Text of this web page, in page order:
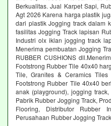
Berkualitas. Jual Karpet Sapi,
Agt 2026 Karena harga plastik
dari plastik Jogging track dalam
fasilitas Jogging Track lapisan
Industri olx iklan jogging track
Menerima pembuatan Jogging
RUBBER CUSHIONS
Footstrong Rubber Tile 40x40
Tile, Granites & Ceramics Tiles
Footstrong Rubber Tile 40x40
anak (playground), jogging
Pabrik Rubber Jogging Track,
Flooring, Distributor Rubber
Perusahaan Rubber Jogging Track